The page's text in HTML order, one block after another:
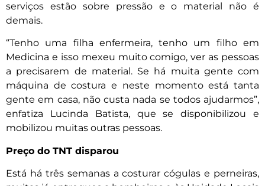
serviços estão sobre pressão e o material não é
demais.
“Tenho uma filha enfermeira, tenho um filho em
Medicina e isso mexeu muito comigo, ver as pessoas
a precisarem de material. Se há muita gente com
máquina de costura e neste momento está tanta
gente em casa, não custa nada se todos ajudarmos”,
enfatiza Lucinda Batista, que se disponibilizou e
mobilizou muitas outras pessoas.
Preço do TNT disparou
Está há três semanas a costurar cógulas e perneiras,